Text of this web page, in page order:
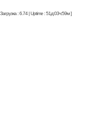
: 6.74 | Uptime : 51д:03ч:59м ]